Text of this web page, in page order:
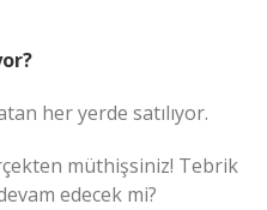
her yerde satılıyor.
müthişsiniz! Tebrik
edecek mi?